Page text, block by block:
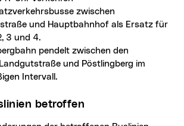
zwischen
und Hauptbahnhof als Ersatz für
3 und 4.
pendelt zwischen den
und Pöstlingberg im
Intervall.
betroffen